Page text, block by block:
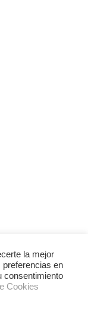
la mejor
preferencias en
consentimiento
Cookies